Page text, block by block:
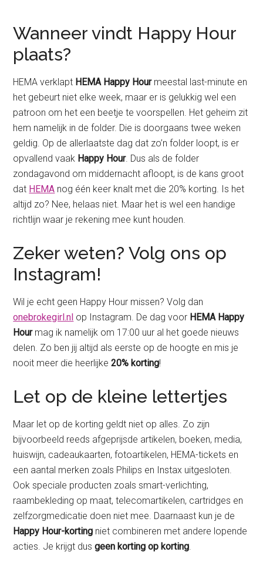
Wanneer vindt Happy Hour
plaats?
HEMA verklapt HEMA Happy Hourmeestal last-minute en
het gebeurt niet elke week, maar er is gelukkig wel een
patroon om het een beetje te voorspellen. Het geheim zit
hem namelijk in de folder. Die is doorgaans twee weken
geldig. Op de allerlaatste dag dat zo’n folder loopt, is er
opvallend vaak Happy Hour. Dus als de folder
zondagavond om middernacht afloopt, is de kans groot
dat HEMA nog één keer knalt met die 20% korting. Is het
altijd zo? Nee, helaas niet. Maar het is wel een handige
richtlijn waar je rekening mee kunt houden.
Zeker weten? Volg ons op
Instagram!
Wil je echt geen Happy Hour missen? Volg dan
onebrokegirl.nl op Instagram. De dag voor HEMA Happy
Hourmag ik namelijk om 17:00 uur al het goede nieuws
delen. Zo ben jij altijd als eerste op de hoogte en mis je
nooit meer die heerlijke20% korting!
Let op de kleine lettertjes
Maar let op de korting geldt niet op alles. Zo zijn
bijvoorbeeld reeds afgeprijsde artikelen, boeken, media,
huiswijn, cadeaukaarten, fotoartikelen, HEMA-tickets en
een aantal merken zoals Philips en Instax uitgesloten.
Ook speciale producten zoals smart-verlichting,
raambekleding op maat, telecomartikelen, cartridges en
zelfzorgmedicatie doen niet mee. Daarnaast kun je de
Happy Hour-korting niet combineren met andere lopende
acties. Je krijgt dusgeen korting op korting.